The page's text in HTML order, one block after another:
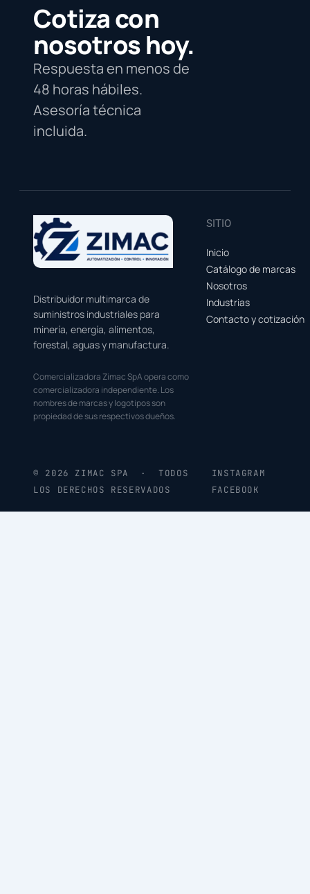
Cotiza con
nosotros hoy.
Respuesta en menos de
48 horas hábiles.
Asesoría técnica
incluida.
Distribuidor multimarca de
suministros industriales para
minería, energía, alimentos,
forestal, aguas y manufactura.
Comercializadora Zimac SpA opera como
comercializadora independiente. Los
nombres de marcas y logotipos son
propiedad de sus respectivos dueños.
SITIO
Inicio
Catálogo de marcas
Nosotros
Industrias
Contacto y cotización
© 2026 ZIMAC SPA · TODOS
LOS DERECHOS RESERVADOS
INSTAGRAM
FACEBOOK